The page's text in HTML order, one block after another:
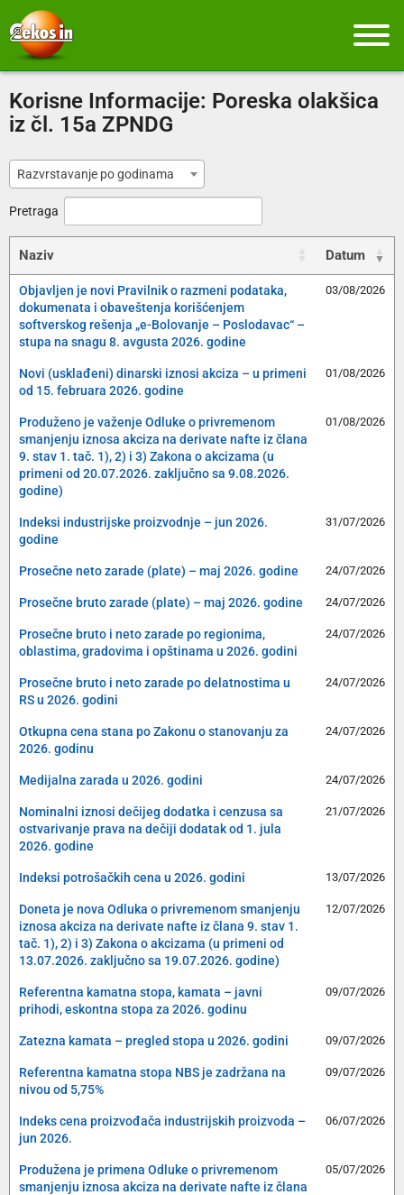
Korisne Informacije: Poreska olakšica
iz čl. 15a ZPNDG
Razvrstavanje po godinama
Pretraga
Naziv Datum
Objavljen je novi Pravilnik o razmeni podataka,
dokumenata i obaveštenja korišćenjem
softverskog rešenja „e-Bolovanje – Poslodavac“ –
stupa na snagu 8. avgusta 2026. godine
03/08/2026
Novi (usklađeni) dinarski iznosi akciza – u primeni
od 15. februara 2026. godine
01/08/2026
Produženo je važenje Odluke o privremenom
smanjenju iznosa akciza na derivate nafte iz člana
9. stav 1. tač. 1), 2) i 3) Zakona o akcizama (u
primeni od 20.07.2026. zaključno sa 9.08.2026.
godine)
01/08/2026
Indeksi industrijske proizvodnje – jun 2026.
godine
31/07/2026
Prosečne neto zarade (plate) – maj 2026. godine 24/07/2026
Prosečne bruto zarade (plate) – maj 2026. godine 24/07/2026
Prosečne bruto i neto zarade po regionima,
oblastima, gradovima i opštinama u 2026. godini
24/07/2026
Prosečne bruto i neto zarade po delatnostima u
RS u 2026. godini
24/07/2026
Otkupna cena stana po Zakonu o stanovanju za
2026. godinu
24/07/2026
Medijalna zarada u 2026. godini 24/07/2026
Nominalni iznosi dečijeg dodatka i cenzusa sa
ostvarivanje prava na dečiji dodatak od 1. jula
2026. godine
21/07/2026
Indeksi potrošačkih cena u 2026. godini 13/07/2026
Doneta je nova Odluka o privremenom smanjenju
iznosa akciza na derivate nafte iz člana 9. stav 1.
tač. 1), 2) i 3) Zakona o akcizama (u primeni od
13.07.2026. zaključno sa 19.07.2026. godine)
12/07/2026
Referentna kamatna stopa, kamata – javni
prihodi, eskontna stopa za 2026. godinu
09/07/2026
Zatezna kamata – pregled stopa u 2026. godini 09/07/2026
Referentna kamatna stopa NBS je zadržana na
nivou od 5,75%
09/07/2026
Indeks cena proizvođača industrijskih proizvoda –
jun 2026.
06/07/2026
Produžena je primena Odluke o privremenom
smanjenju iznosa akciza na derivate nafte iz člana
05/07/2026